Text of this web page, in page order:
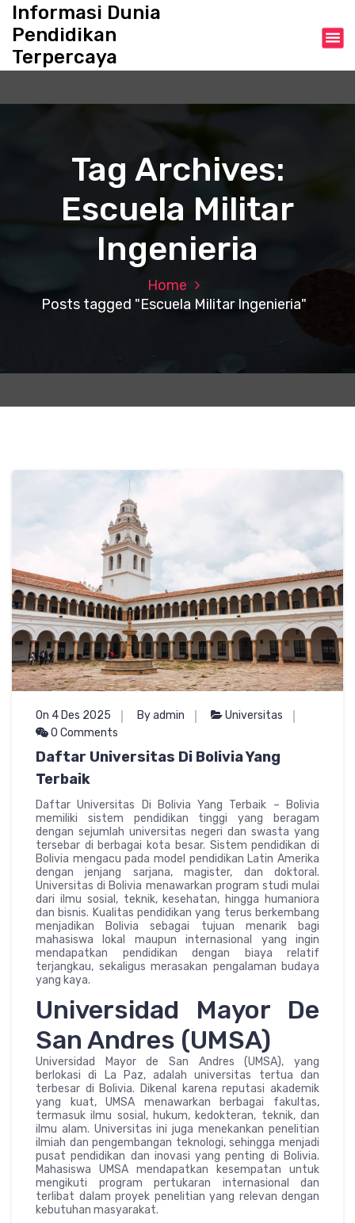
Informasi Dunia
Pendidikan
Terpercaya
Tag Archives:
Escuela Militar
Ingenieria
Home
Posts tagged "Escuela Militar Ingenieria"
On 4 Des 2025 By admin
Universitas
0 Comments
Daftar Universitas Di Bolivia Yang
Terbaik
Daftar Universitas Di Bolivia Yang Terbaik – Bolivia
memiliki sistem pendidikan tinggi yang beragam
dengan sejumlah universitas negeri dan swasta yang
tersebar di berbagai kota besar. Sistem pendidikan di
Bolivia mengacu pada model pendidikan Latin Amerika
dengan jenjang sarjana, magister, dan doktoral.
Universitas di Bolivia menawarkan program studi mulai
dari ilmu sosial, teknik, kesehatan, hingga humaniora
dan bisnis. Kualitas pendidikan yang terus berkembang
menjadikan Bolivia sebagai tujuan menarik bagi
mahasiswa lokal maupun internasional yang ingin
mendapatkan pendidikan dengan biaya relatif
terjangkau, sekaligus merasakan pengalaman budaya
yang kaya.
Universidad Mayor De
San Andres (UMSA)
Universidad Mayor de San Andres (UMSA), yang
berlokasi di La Paz, adalah universitas tertua dan
terbesar di Bolivia. Dikenal karena reputasi akademik
yang kuat, UMSA menawarkan berbagai fakultas,
termasuk ilmu sosial, hukum, kedokteran, teknik, dan
ilmu alam. Universitas ini juga menekankan penelitian
ilmiah dan pengembangan teknologi, sehingga menjadi
pusat pendidikan dan inovasi yang penting di Bolivia.
Mahasiswa UMSA mendapatkan kesempatan untuk
mengikuti program pertukaran internasional dan
terlibat dalam proyek penelitian yang relevan dengan
kebutuhan masyarakat.